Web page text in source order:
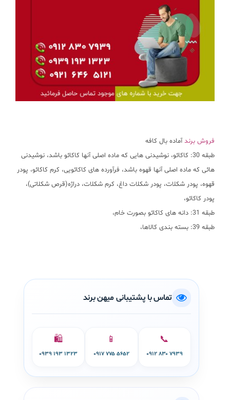
فروش برندآماده بال کافه
طبقه 30: کاکائو، نوشیدنی هایی که ماده اصلی آنها کاکائو باشد، نوشیدنی
هائی که ماده اصلی آنها قهوه باشد، فرآورده های کاکائویی، کرم کاکائو، پودر
قهوه، پودر شکلات، پودر شکلات داغ، کرم شکلات، دراژه(قرص شکلاتی)،
پودر کاکائو،
طبقه 31: دانه های کاکائو بصورت خام،
طبقه 39: بسته بندی کالاها،
تماس با پشتیبانی میهن برند
📞
۰۹۱۲ ۸۳۰ ۷۹۳۹
📱
۰۹۱۷ ۷۷۵ ۵۶۵۲
🛍️
۰۹۳۹ ۱۹۳ ۱۳۲۳